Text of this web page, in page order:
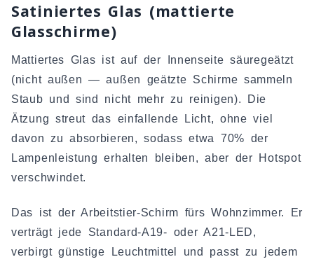
Satiniertes Glas (mattierte
Glasschirme)
Mattiertes Glas ist auf der Innenseite säuregeätzt
(nicht außen — außen geätzte Schirme sammeln
Staub und sind nicht mehr zu reinigen). Die
Ätzung streut das einfallende Licht, ohne viel
davon zu absorbieren, sodass etwa 70% der
Lampenleistung erhalten bleiben, aber der Hotspot
verschwindet.
Das ist der Arbeitstier-Schirm fürs Wohnzimmer. Er
verträgt jede Standard-A19- oder A21-LED,
verbirgt günstige Leuchtmittel und passt zu jedem